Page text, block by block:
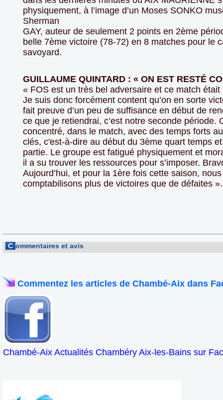
physiquement, à l’image d’un Moses SONKO
Sherman
GAY, auteur de seulement 2 points en 2ème
belle 7ème victoire (78-72) en 8 matches pour le
savoyard.
GUILLAUME QUINTARD : « ON EST RESTÉ
« FOS est un très bel adversaire et ce match était
Je suis donc forcément content qu’on en sorte
fait preuve d’un peu de suffisance en début de
ce que je retiendrai, c’est notre seconde période.
concentré, dans le match, avec des temps forts
clés, c'est-à-dire au début du 3ème quart temps
partie. Le groupe est fatigué physiquement et
il a su trouver les ressources pour s’imposer.
Aujourd’hui, et pour la 1ère fois cette saison, nous
comptabilisons plus de victoires que de défaites ».
C ommentaires et avis
Commentez les articles de Chambé-Aix dans
Chambé-Aix Actualités Chambéry Aix-les-Bains sur